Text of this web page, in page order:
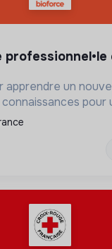
apprendre un
pour